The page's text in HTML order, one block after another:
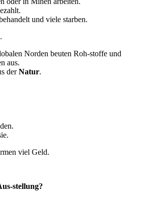
und viele starben.
Norden beuten Roh-stoffe und
aus.
derNatur.
viel Geld.
stellung?